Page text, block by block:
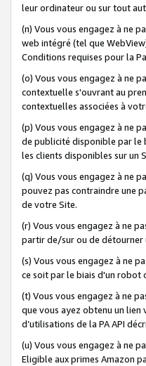
leur ordinateur ou sur tout
(n) Vous vous engagez à ne
web intégré (tel que
Conditions requises pour la
(o) Vous vous engagez à ne
contextuelle s'ouvrant au
contextuelles associées à
(p) Vous vous engagez à ne
de publicité disponible par le
les clients disponibles sur un
(q) Vous vous engagez à ne
pouvez pas contraindre une
de votre Site.
(r) Vous vous engagez à ne
partir de/sur ou de détourner
(s) Vous vous engagez à ne
ce soit par le biais d'un robot
(t) Vous vous engagez à ne
que vous ayez obtenu un lien
d’utilisations de la PA API
(u) Vous vous engagez à ne
Eligible aux primes Amazon